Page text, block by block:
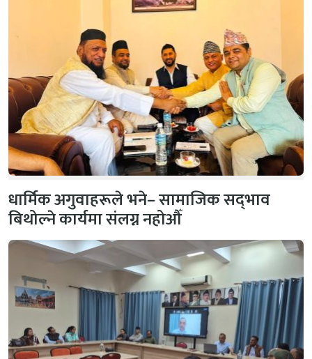
धार्मिक अगुवाहरूले भने– सामाजिक सद्‌भाव
बिथोल्ने कार्यमा संलग्न नहोऔँ